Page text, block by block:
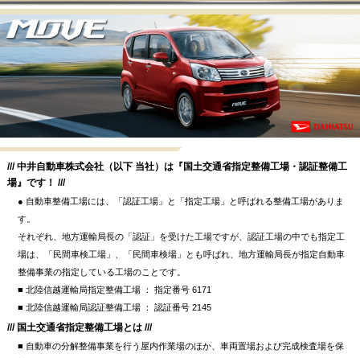
/// 中井自動車株式会社（以下 当社）は『国土交通省指定整備工場・認証整備工
場』です！ ///
● 自動車整備工場には、「認証工場」と「指定工場」と呼ばれる整備工場がありま
す。
それぞれ、地方運輸局長の「認証」を受けた工場ですが、認証工場の中でも指定工
場は、「民間車検工場」、「民間車検場」とも呼ばれ、地方運輸局長が指定自動車
整備事業の指定している工場のことです。
■ 北陸信越運輸局指定整備工場 ： 指定番号 6171
■ 北陸信越運輸局認証整備工場 ： 認証番号 2145
/// 国土交通省指定整備工場とは ///
■ 自動車の分解整備事業を行う屋内作業場のほか、車両置場および完成検査場を保